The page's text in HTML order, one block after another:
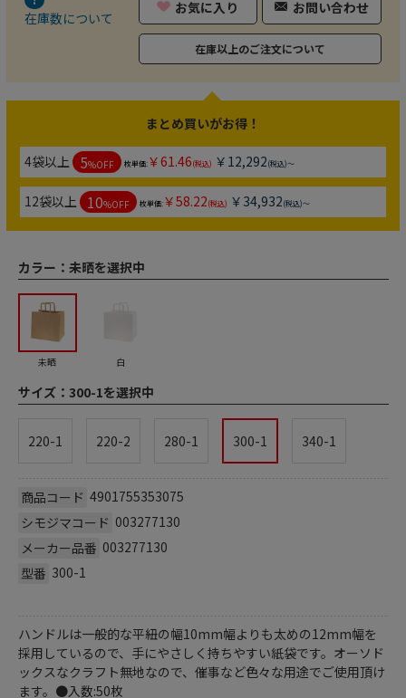
在庫数について
お気に入り お問い合わせ
在庫以上のご注文について
まとめ買いがお得！
4袋以上 5%OFF 枚単価:￥61.46(税込) ￥12,292(税込)～
12袋以上 10%OFF 枚単価:￥58.22(税込) ￥34,932(税込)～
カラー： 未晒を選択中
未晒 白
サイズ： 300-1を選択中
220-1 220-2 280-1 300-1 340-1
商品コード 4901755353075
シモジマコード 003277130
メーカー品番 003277130
型番 300-1
ハンドルは一般的な平紐の幅10mm幅よりも太めの12mm幅を
採用しているので、手にやさしく持ちやすい紙袋です。オーソド
ックスなクラフト無地なので、催事など色々な用途でご使用頂け
ます。●入数:50枚